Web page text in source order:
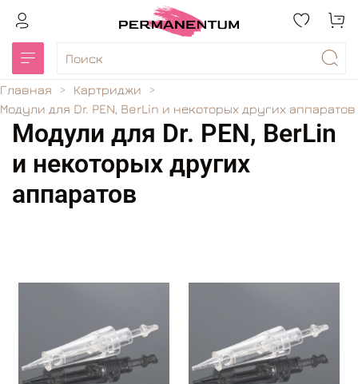
Главная
Картриджи
Модули для Dr. PEN, BerLin и некоторых других аппаратов
Модули для Dr. PEN, BerLin
и некоторых других
аппаратов